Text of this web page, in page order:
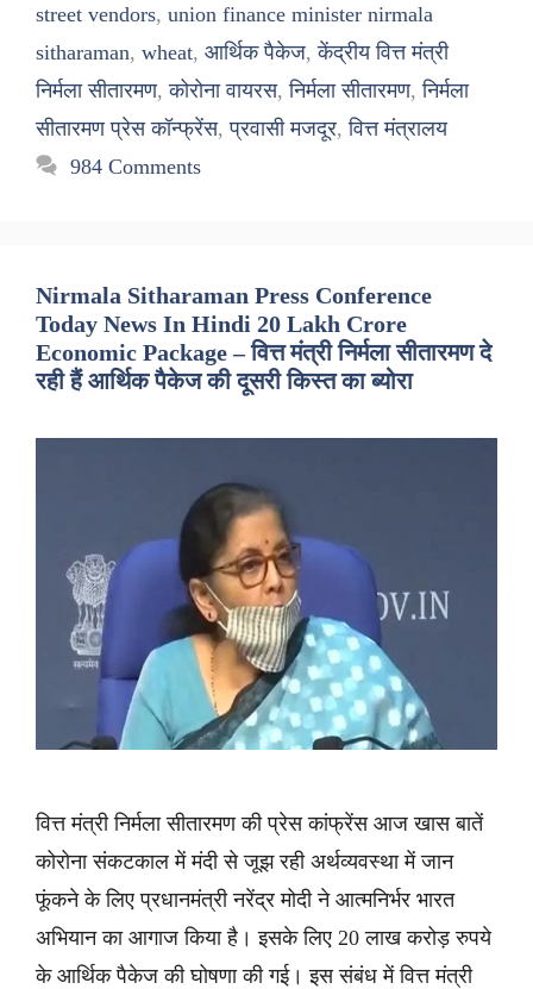
street vendors, union finance minister nirmala
sitharaman, wheat, आर्थिक पैकेज,केंद्रीय वित्त मंत्री
निर्मला सीतारमण,कोरोना वायरस,निर्मला सीतारमण,निर्मला
सीतारमण प्रेस कॉन्फ्रेंस,प्रवासी मजदूर,वित्त मंत्रालय
984 Comments
Nirmala Sitharaman Press Conference
Today News In Hindi 20 Lakh Crore
Economic Package – वित्त मंत्री निर्मला सीतारमण दे
रही हैं आर्थिक पैकेज की दूसरी किस्त का ब्योरा
वित्त मंत्री निर्मला सीतारमण की प्रेस कांफ्रेंस आज खास बातें
कोरोना संकटकाल में मंदी से जूझ रही अर्थव्यवस्था में जान
फूंकने के लिए प्रधानमंत्री नरेंद्र मोदी ने आत्मनिर्भर भारत
अभियान का आगाज किया है। इसके लिए 20 लाख करोड़ रुपये
के आर्थिक पैकेज की घोषणा की गई। इस संबंध में वित्त मंत्री